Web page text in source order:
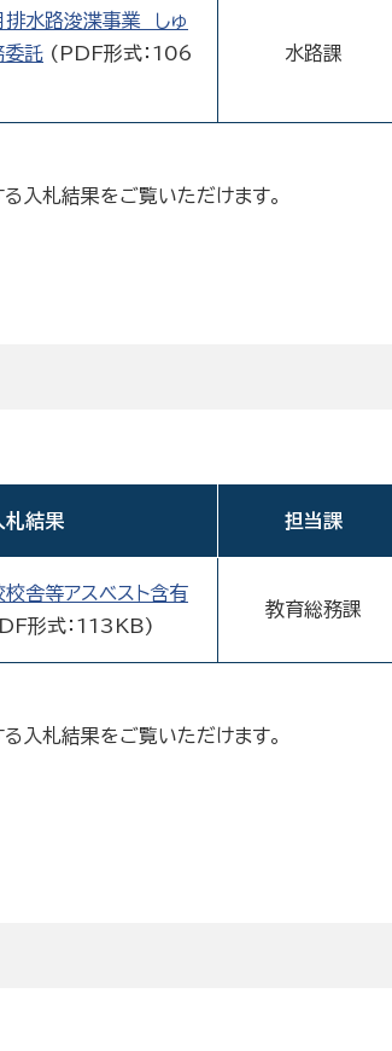
排水路浚渫事業 しゅ
委託 (PDF形式：106
水路課
入札結果をご覧いただけます。
札結果 担当課
舎等アスベスト含有
形式：113KB)
教育総務課
入札結果をご覧いただけます。